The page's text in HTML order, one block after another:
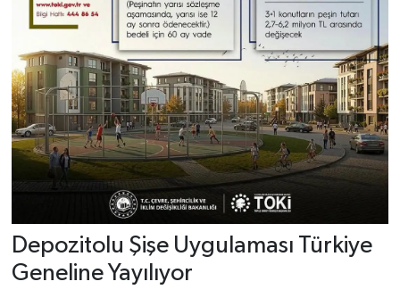
Depozitolu Şişe Uygulaması Türkiye
Geneline Yayılıyor